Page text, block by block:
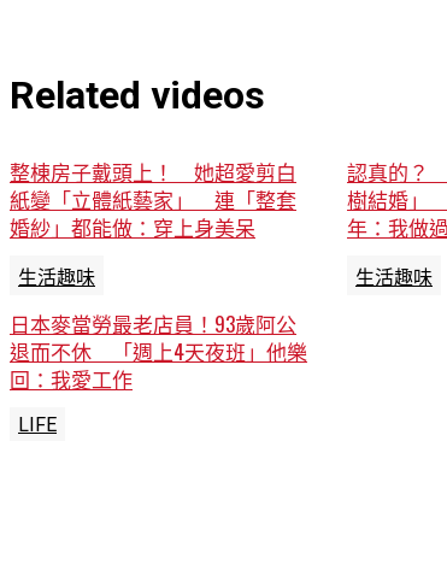
Related videos
整棟房子戴頭上！ 她超愛剪白
紙變「立體紙藝家」 連「整套
婚紗」都能做：穿上身美呆
生活趣味
認真的？
樹結婚」
年：我做
生活趣味
日本麥當勞最老店員！93歲阿公
退而不休 「週上4天夜班」他樂
回：我愛工作
LIFE